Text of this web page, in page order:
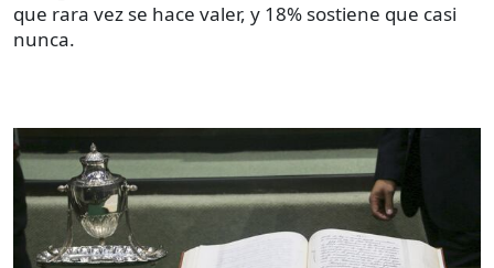
que rara vez se hace valer, y 18% sostiene que casi
nunca.